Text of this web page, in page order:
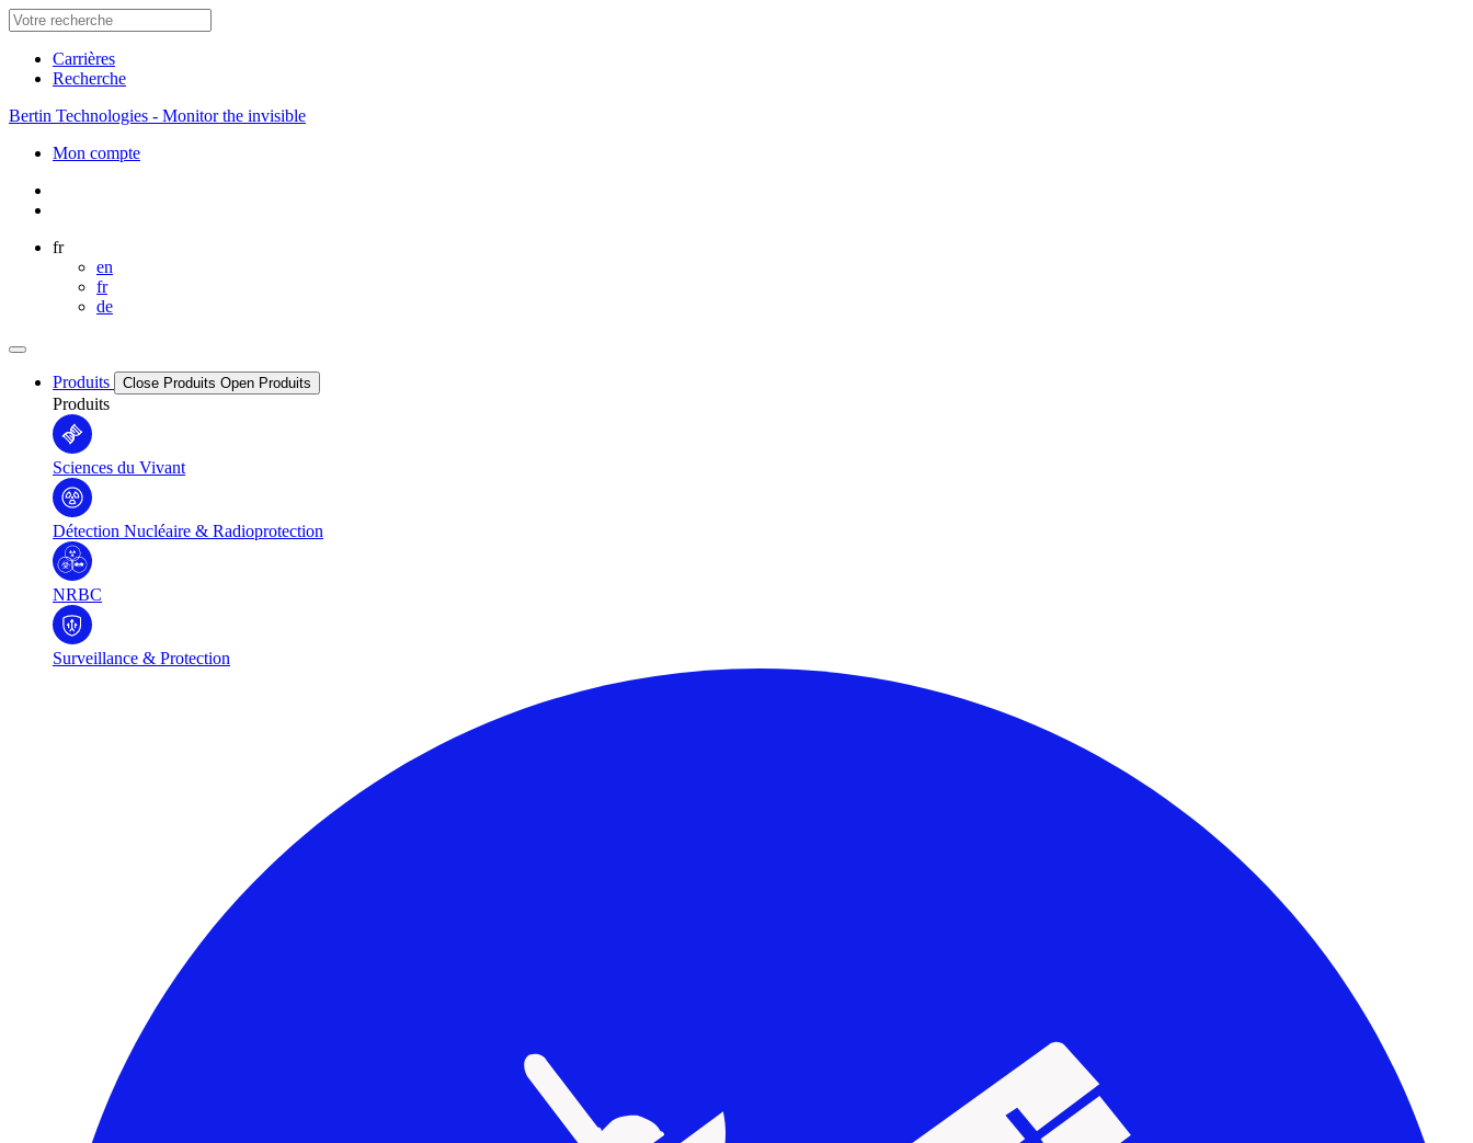
Carrières
Recherche
Bertin Technologies - Monitor the invisible
Mon compte
fr
en
fr
de
Produits Close Produits Open Produits
Produits
Sciences du Vivant
Détection Nucléaire & Radioprotection
NRBC
Surveillance & Protection